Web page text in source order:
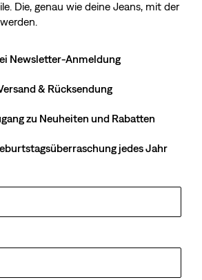
Die, genau wie deine Jeans, mit der
Newsletter-Anmeldung
& Rücksendung
zu Neuheiten und Rabatten
jedes Jahr